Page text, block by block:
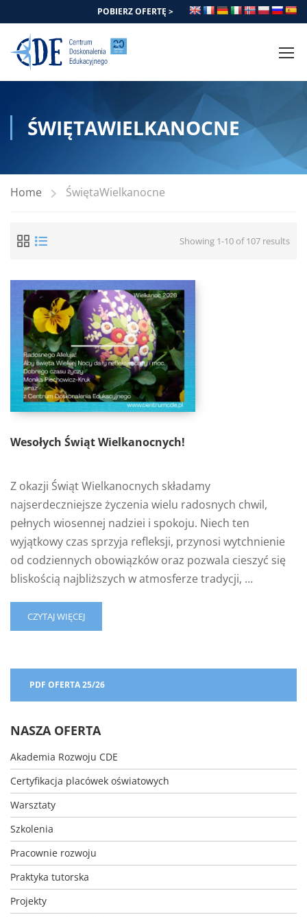
POBIERZ OFERTĘ >
ŚWIĘTAWIELKANOCNE
Home ŚwiętaWielkanocne
Showing 1-10 of 107 results
Wesołych Świąt Wielkanocnych!
Z okazji Świąt Wielkanocnych składamy
najserdeczniejsze życzenia wielu radosnych chwil,
pełnych wiosennej nadziei i spokoju. Niech ten
wyjątkowy czas sprzyja refleksji, przynosi wytchnienie
od codziennych obowiązków oraz pozwala cieszyć się
bliskością najbliższych w atmosferze tradycji, …
READ
MORE
ŚWIĄT
WIELKANOCNYCH!
CZYTAJ WIĘCEJ
PDF OFERTA 25/26
NASZA OFERTA
Akademia Rozwoju CDE
Certyfikacja placówek oświatowych
Warsztaty
Szkolenia
Pracownie rozwoju
Praktyka tutorska
Projekty